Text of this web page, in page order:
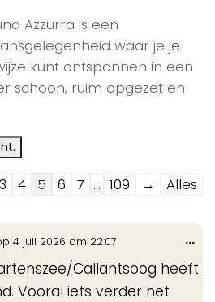
Azzurra is een
waar je je
kunt ontspannen in een
schoon, ruim opgezet en
3 4 5 6 7 ... 109 →
Alles
4 juli 2026 om 22:07
Callantsoog heeft
Vooral iets verder het
...